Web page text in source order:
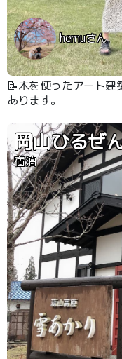
hemuさん
📝木を使ったアート建
あります。
岡山ひるぜ
宿泊